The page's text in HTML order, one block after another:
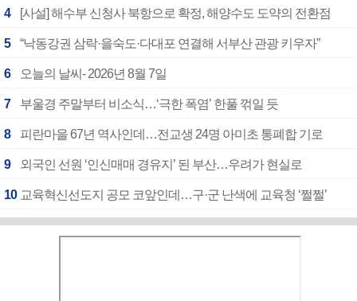
4 [사설] 해수부 신청사 북항으로 확정, 해양수도 도약의 전환점
5 “낙동강권 삼락·을숙도·다대포 연결해 서부산 관광 키우자”
6 오늘의 날씨- 2026년 8월 7일
7 부울경 주말부터 비소식…‘극한 폭염’ 한풀 꺾일 듯
8 피란마을 67년 역사인데…전교생 24명 아미초 통폐합 기로
9 외국인 선원 ‘인신매매 경유지’ 된 부산…우려가 현실로
10 교육혁신선도지 공모 코앞인데…구·군 난색에 교육청 ‘쩔쩔’